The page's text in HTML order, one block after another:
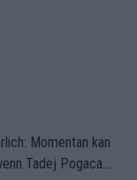
Wendep
Wenn man bei so
und der K
Schaden am Ber
große Finale R
Oberwasser, ab
gehen. (gregman
Momentan kan
Tadej Pogacar